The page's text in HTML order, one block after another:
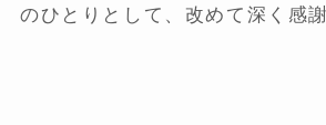
のひとりとして、改めて深く感